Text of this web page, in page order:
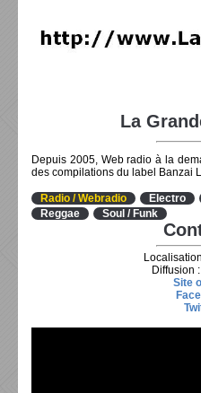
La
Depuis 2005, Web radio à la
des compilations du label Banzai
Radio / Webradio Electro
Reggae
Soul / Funk
Diffusion
Site